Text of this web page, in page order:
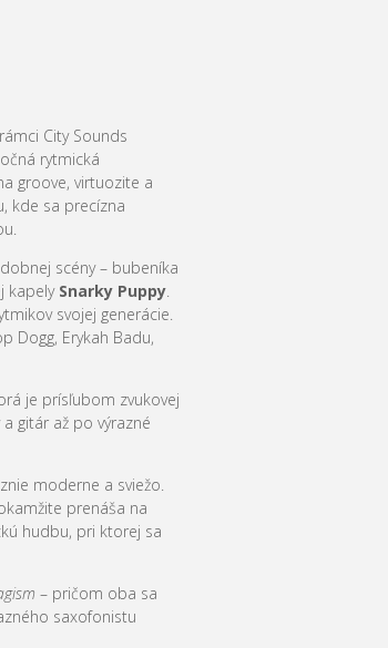
City Sounds
rytmická
groove, virtuozite a
kde sa precízna
scény – bubeníka
kapely Snarky Puppy.
svojej generácie.
Dogg, Erykah Badu,
je prísľubom zvukovej
gitár až po výrazné
moderne a sviežo.
prenáša na
hudbu, pri ktorej sa
– pričom oba sa
saxofonistu